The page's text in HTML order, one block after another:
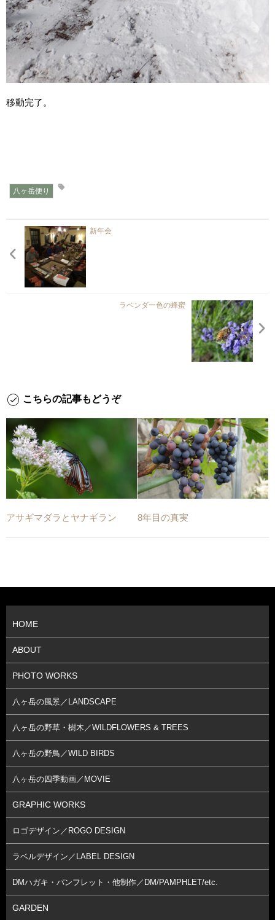
移動完了。
八ヶ岳便り
新年会
ラベンダー色の蜂蜜
こちらの記事もどうぞ
アサギマダラとヤナギラン 8年目の真実
HOME
ABOUT
PHOTO WORKS
八ヶ岳の風景／LANDSCAPE
八ヶ岳の野草・樹木／WILDFLOWERS & TREES
八ヶ岳の野鳥／WILD BIRDS
八ヶ岳の四季動画／MOVIE
GRAPHIC WORKS
ロゴデザイン／ROGO DESIGN
ラベルデザイン／LABEL DESIGN
DMハガキ・パンフレット・他制作／DM/PAMPHLET/etc.
GARDEN